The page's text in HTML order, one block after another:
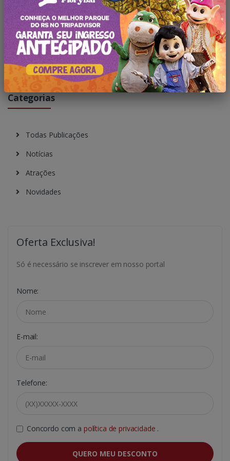
Categorias
Todas Publicações
Notícias
Atrações
Novidades
Oferta Exclusiva!
Só é necessário se inscrever em nosso portal
Nome:
E-mail:
Telefone:
Concordo com a política de privacidade .
QUERO MEU DESCONTO